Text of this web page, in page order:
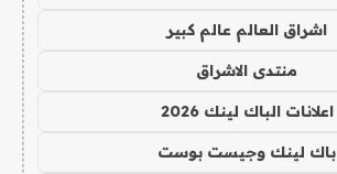
اشراق العالم عالم كبير
منتدى الاشراق
اعلانات الباك لينك 2026
باك لينك وجيست بوست